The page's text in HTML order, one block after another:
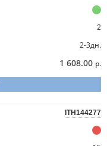
2
2-3дн.
1 608.00 р.
ITH144277